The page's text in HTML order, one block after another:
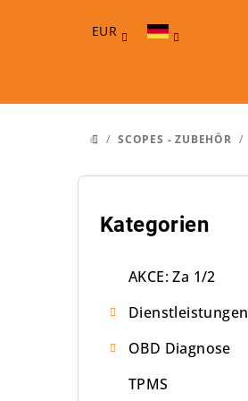
EUR
STARTSEITE
/ SCOPES - ZUBEHÖR /
S
Kategorien
Kategorien
AKCE: Za 1/2
Dienstleistungen
OBD Diagnose
TPMS